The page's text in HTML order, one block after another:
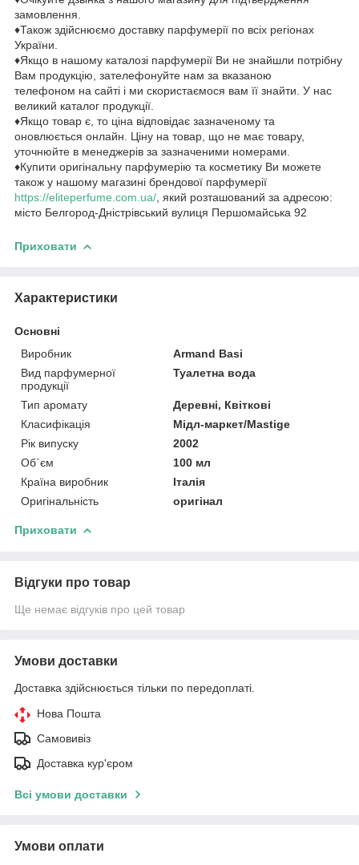
замовлення.
♦Також здійснюємо доставку парфумерії по всіх регіонах
України.
♦Якщо в нашому каталозі парфумерії Ви не знайшли потрібну
Вам продукцію, зателефонуйте нам за вказаною
телефоном на сайті і ми скористаємося вам її знайти. У нас
великий каталог продукції.
♦Якщо товар є, то ціна відповідає зазначеному та
оновлюється онлайн. Ціну на товар, що не має товару,
уточнюйте в менеджерів за зазначеними номерами.
♦Купити оригінальну парфумерію та косметику Ви можете
також у нашому магазині брендової парфумерії
https://eliteperfume.com.ua/ , який розташований за адресою:
місто Белгород-Дністрівський вулиця Першомайська 92
Приховати
Характеристики
Основні
Виробник
Armand Basi
Вид парфумерної
продукції
Туалетна вода
Тип аромату
Деревні, Квіткові
Класифікація
Мідл-маркет/Mastige
Рік випуску
2002
Об`єм
100 мл
Країна виробник
Італія
Оригінальність
оригінал
Приховати
Відгуки про товар
Ще немає відгуків про цей товар
Умови доставки
Доставка здійснюється тільки по передоплаті.
Нова Пошта
Самовивіз
Доставка кур'єром
Всі умови доставки
Умови оплати